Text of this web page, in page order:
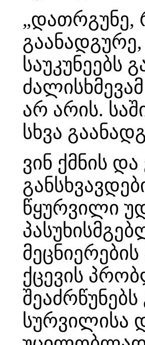
„დათრგუნე,
საუკუნეებს
არ არის.
სხვა
ვინ ქმნის
წყურვილი
ქცევის
სურვილისა